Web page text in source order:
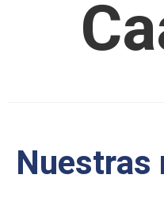
Nuestras